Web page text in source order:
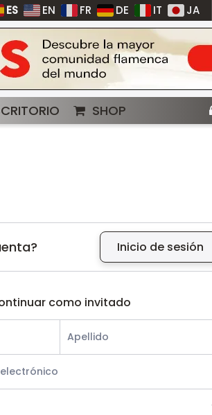
ES EN FR DE IT JA
SHOP
Inicio de sesión
como invitado